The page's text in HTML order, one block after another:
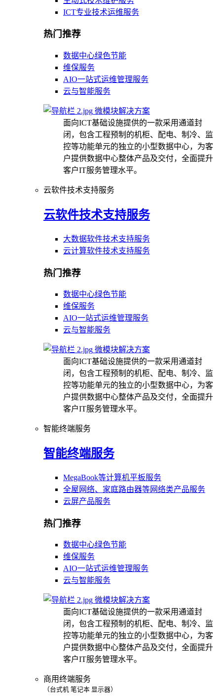
ICT专业技术运维服务
热门推荐
数据中心绿色节能
维保服务
AIO一站式运维管理服务
云与智能服务
微模块解决方案
面向ICT基础设施提供的一款采用通道封
闭，包含工程预制的机柜、配电、制冷、监
控等功能单元的独立的小型数据中心，为客
户提供数据中心整体产品及交付，全面提升
客户IT服务管理水平。
云软件技术支持服务
云软件技术支持服务
大数据软件技术支持服务
云计算软件技术支持服务
热门推荐
数据中心绿色节能
维保服务
AIO一站式运维管理服务
云与智能服务
微模块解决方案
面向ICT基础设施提供的一款采用通道封
闭，包含工程预制的机柜、配电、制冷、监
控等功能单元的独立的小型数据中心，为客
户提供数据中心整体产品及交付，全面提升
客户IT服务管理水平。
智能终端服务
智能终端服务
MegaBook等计算机平板服务
全屋网络、家庭路由器等网络类产品服务
云屏产品服务
热门推荐
数据中心绿色节能
维保服务
AIO一站式运维管理服务
云与智能服务
微模块解决方案
面向ICT基础设施提供的一款采用通道封
闭，包含工程预制的机柜、配电、制冷、监
控等功能单元的独立的小型数据中心，为客
户提供数据中心整体产品及交付，全面提升
客户IT服务管理水平。
商用终端服务
（台式机 笔记本 显示器）